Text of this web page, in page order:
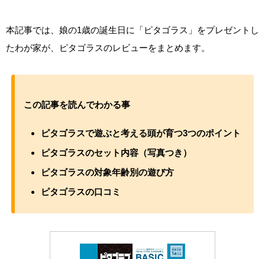
本記事では、娘の1歳の誕生日に「ピタゴラス」をプレゼントし
たわが家が、ピタゴラスのレビューをまとめます。
この記事を読んでわかる事
ピタゴラスで遊ぶと考える頭が育つ3つのポイント
ピタゴラスのセット内容（写真つき）
ピタゴラスの対象年齢別の遊び方
ピタゴラスの口コミ